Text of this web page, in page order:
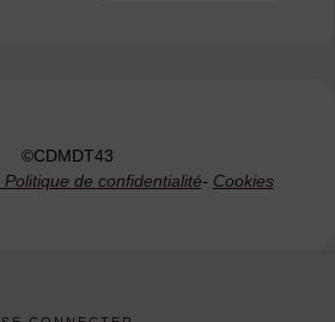
©CDMDT43
Politique de confidentialité- Cookies